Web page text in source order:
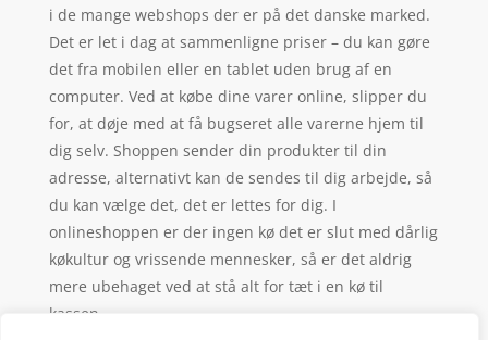
i de mange webshops der er på det danske marked.
Det er let i dag at sammenligne priser – du kan gøre
det fra mobilen eller en tablet uden brug af en
computer. Ved at købe dine varer online, slipper du
for, at døje med at få bugseret alle varerne hjem til
dig selv. Shoppen sender din produkter til din
adresse, alternativt kan de sendes til dig arbejde, så
du kan vælge det, det er lettes for dig. I
onlineshoppen er der ingen kø det er slut med dårlig
køkultur og vrissende mennesker, så er det aldrig
mere ubehaget ved at stå alt for tæt i en kø til
kassen.